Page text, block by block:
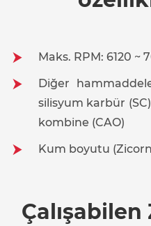
Maks. RPM: 6120 ~
Diğer
silisyum karbür
kombine (CAO)
Kum boyutu